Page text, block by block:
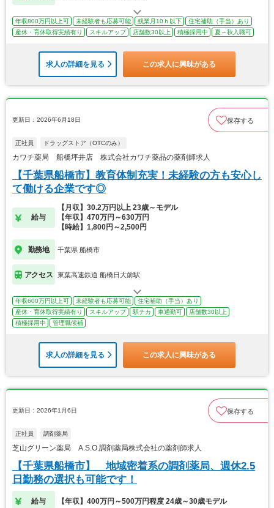
年収800万円以上可 未経験者も応募可能 残業月10ｈ以下
住宅補助（手当）あり
産休・育休取得実績有り
スキルアップ 店舗数30以上 積極採用中 夏～秋入職可
求人の詳細を見る この求人に興味がある
更新日：2026年6月18日 保存する
正社員 ドラッグストア（OTCのみ）
カワチ薬局 船橋坪井店 株式会社カワチ薬品の薬剤師求人
【千葉県船橋市】教育体制充実！未経験の方も安心し
て働ける企業です◎
給与
【月収】30.2万円以上 23歳～モデル
【年収】470万円～630万円
【時給】1,800円～2,500円
勤務地 千葉県 船橋市
アクセス 東葉高速鉄道 船橋日大前駅
年収600万円以上可 未経験者も応募可能
住宅補助（手当）あり
産休・育休取得実績有り
スキルアップ 駅チカ 車通勤可
店舗数30以上
積極採用中
管理職候補
求人の詳細を見る この求人に興味がある
更新日：2026年1月6日 保存する
正社員 調剤薬局
芝山グリーン薬局 A.S.O.調剤薬局株式会社の薬剤師求人
【千葉県船橋市】 地域密着系の調剤薬局、週休2.5
日勤務の選択も可能です！
給与 【年収】400万円～500万円程度 24歳～30歳モデル